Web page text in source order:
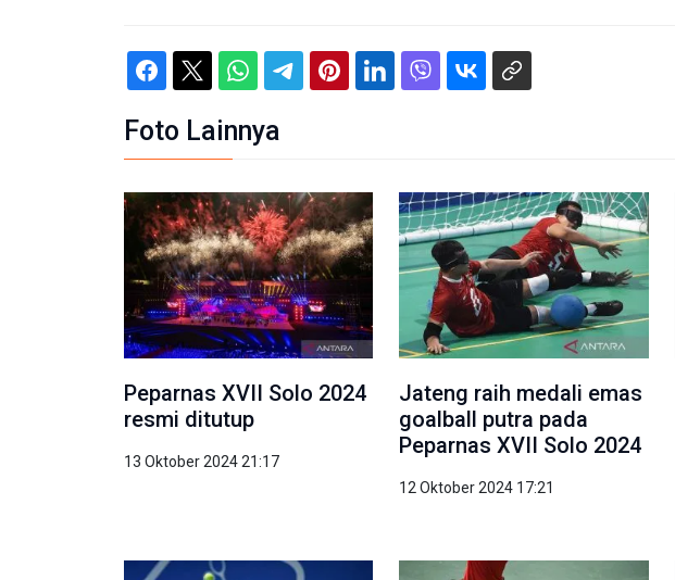
Foto Lainnya
Peparnas XVII Solo 2024
resmi ditutup
13 Oktober 2024 21:17
Jateng raih medali emas
goalball putra pada
Peparnas XVII Solo 2024
12 Oktober 2024 17:21